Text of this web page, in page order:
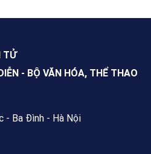
TỬ
- BỘ VĂN HÓA, THỂ THAO
- Ba Đình - Hà Nội